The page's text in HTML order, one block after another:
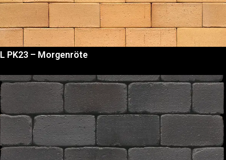
L PK23 – Morgenröte